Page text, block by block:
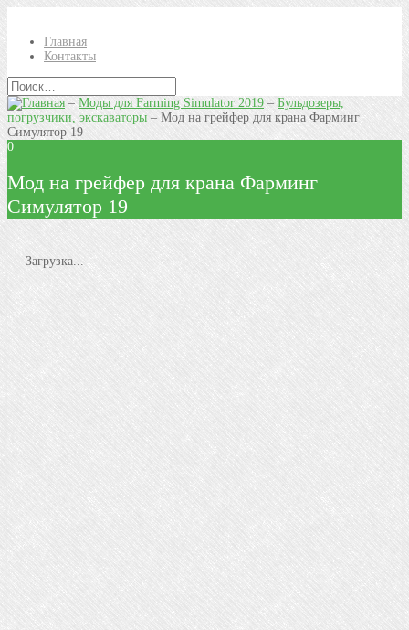
Главная
Контакты
–Моды для Farming Simulator 2019 – Бульдозеры,
погрузчики, экскаваторы – Мод на грейфер для крана Фарминг
Симулятор 19
0
Мод на грейфер для крана Фарминг
Симулятор 19
Загрузка...